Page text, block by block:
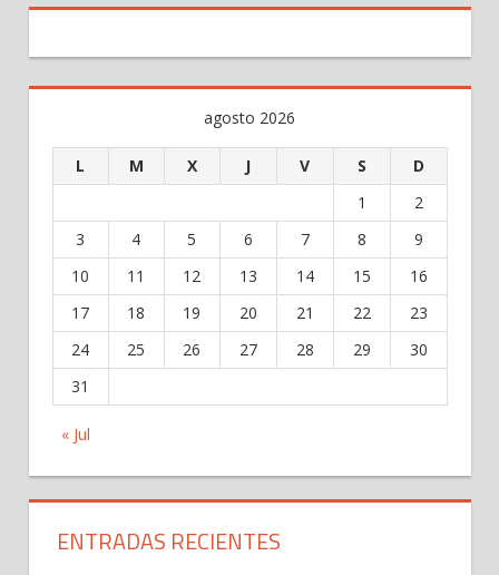
agosto 2026
L M X J V S D
« Jul
1
2
3
4 5 6 7 8
9
10
11 12 13 14 15
16
17
18 19 20 21 22
23
24
25 26 27 28 29
30
31
ENTRADAS RECIENTES